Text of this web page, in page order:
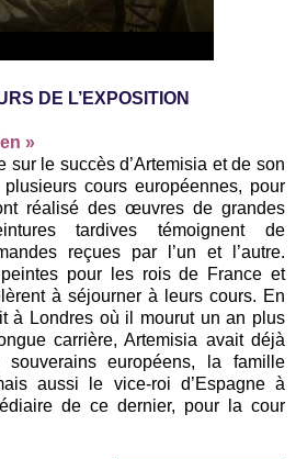
DE L’EXPOSITION
»
sur le succès d’Artemisia et de son
cours européennes, pour
réalisé des œuvres de grandes
tardives témoignent de
reçues par l’un et l’autre.
pour les rois de France et
à séjourner à leurs cours. En
à Londres où il mourut un an plus
carrière, Artemisia avait déjà
souverains européens, la famille
aussi le vice-roi d’Espagne à
de ce dernier, pour la cour